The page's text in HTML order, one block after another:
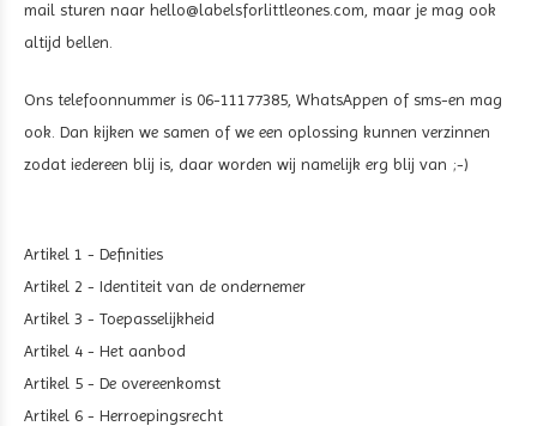
mail sturen naar hello@labelsforlittleones.com , maar je mag ook
altijd bellen.
Ons telefoonnummer is 06-11177385, WhatsAppen of sms-en mag
ook. Dan kijken we samen of we een oplossing kunnen verzinnen
zodat iedereen blij is, daar worden wij namelijk erg blij van ;-)
Artikel 1 - Definities
Artikel 2 - Identiteit van de ondernemer
Artikel 3 - Toepasselijkheid
Artikel 4 - Het aanbod
Artikel 5 - De overeenkomst
Artikel 6 - Herroepingsrecht